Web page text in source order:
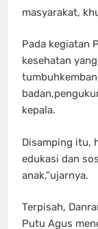
masyarakat,
Pada kegiatan
kesehatan
kepala.
Disamping itu,
edukasi dan
anak,”ujarnya.
Terpisah,
Putu Agus